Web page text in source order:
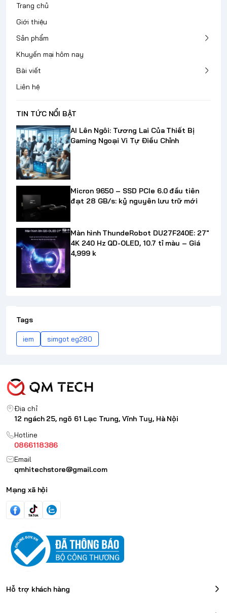
Trang chủ
Giới thiệu
Sản phẩm
Khuyến mại hôm nay
Bài viết
Liên hệ
TIN TỨC NỔI BẬT
AI Lên Ngôi: Tương Lai Của Thiết Bị
Gaming Ngoại Vi Tự Điều Chỉnh
Micron 9650 – SSD PCIe 6.0 đầu tiên
đạt 28 GB/s: kỷ nguyên lưu trữ mới
Màn hình ThundeRobot DU27F240E: 27"
4K 240 Hz QD-OLED, 10.7 tỉ màu – Giá
4,999 k
Tags
iem simgot eg280
Địa chỉ
12 ngách 25, ngõ 61 Lạc Trung, Vĩnh Tuy, Hà Nội
Hotline
0866118386
Email
qmhitechstore@gmail.com
Mạng xã hội
Hỗ trợ khách hàng